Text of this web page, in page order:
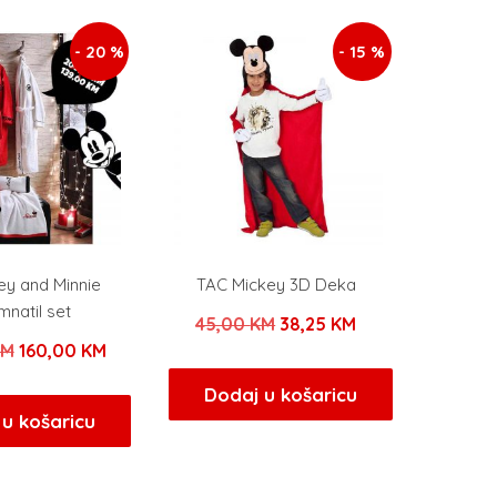
- 20 %
and Minnie
set
Izvorna
bila
je:
160,00 KMTrenutna
160,00 KM.
košaricu
- 15 %
TAC Mickey 3D Deka
45,00KM Izvorna
bila
je:
38,25 KM
je:
38,25 KM.
Dodaj u košaricu